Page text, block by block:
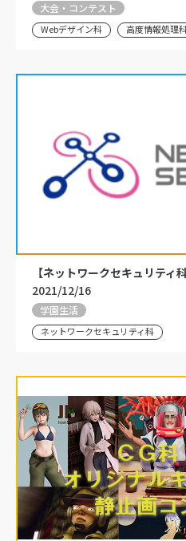
大会・コンテスト
Webデザイン科 高度情報処理
【ネットワークセキュリティ
2021/12/16
学園生活
ネットワークセキュリティ科